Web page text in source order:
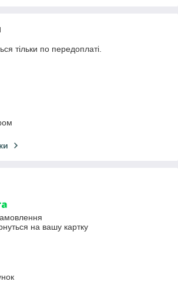
тільки по передоплаті.
на вашу картку